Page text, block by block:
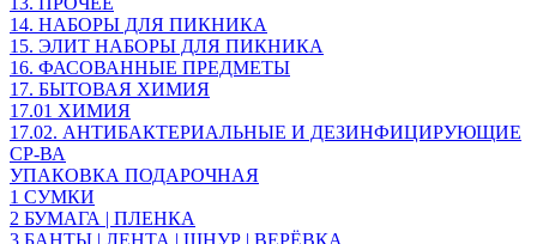
14. НАБОРЫ ДЛЯ ПИКНИКА
15. ЭЛИТ НАБОРЫ ДЛЯ ПИКНИКА
16. ФАСОВАННЫЕ ПРЕДМЕТЫ
17. БЫТОВАЯ ХИМИЯ
17.01 ХИМИЯ
17.02. АНТИБАКТЕРИАЛЬНЫЕ И ДЕЗИНФИЦИРУЮЩИЕ
СР-ВА
УПАКОВКА ПОДАРОЧНАЯ
1 СУМКИ
2 БУМАГА | ПЛЕНКА
3 БАНТЫ | ЛЕНТА | ШНУР | ВЕРЁВКА